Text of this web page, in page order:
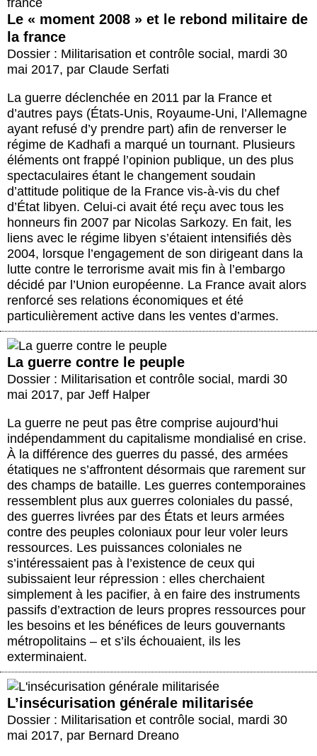
Le « moment 2008 » et le rebond militaire de
la france
Dossier : Militarisation et contrôle social , mardi 30
mai 2017, par Claude Serfati
La guerre déclenchée en 2011 par la France et
d’autres pays (États-Unis, Royaume-Uni, l’Allemagne
ayant refusé d’y prendre part) afin de renverser le
régime de Kadhafi a marqué un tournant. Plusieurs
éléments ont frappé l’opinion publique, un des plus
spectaculaires étant le changement soudain
d’attitude politique de la France vis-à-vis du chef
d’État libyen. Celui-ci avait été reçu avec tous les
honneurs fin 2007 par Nicolas Sarkozy. En fait, les
liens avec le régime libyen s’étaient intensifiés dès
2004, lorsque l’engagement de son dirigeant dans la
lutte contre le terrorisme avait mis fin à l’embargo
décidé par l’Union européenne. La France avait alors
renforcé ses relations économiques et été
particulièrement active dans les ventes d’armes.
La guerre contre le peuple
Dossier : Militarisation et contrôle social , mardi 30
mai 2017, par Jeff Halper
La guerre ne peut pas être comprise aujourd’hui
indépendamment du capitalisme mondialisé en crise.
À la différence des guerres du passé, des armées
étatiques ne s’affrontent désormais que rarement sur
des champs de bataille. Les guerres contemporaines
ressemblent plus aux guerres coloniales du passé,
des guerres livrées par des États et leurs armées
contre des peuples coloniaux pour leur voler leurs
ressources. Les puissances coloniales ne
s’intéressaient pas à l’existence de ceux qui
subissaient leur répression : elles cherchaient
simplement à les pacifier, à en faire des instruments
passifs d’extraction de leurs propres ressources pour
les besoins et les bénéfices de leurs gouvernants
métropolitains – et s’ils échouaient, ils les
exterminaient.
L’insécurisation générale militarisée
Dossier : Militarisation et contrôle social , mardi 30
mai 2017, par Bernard Dreano